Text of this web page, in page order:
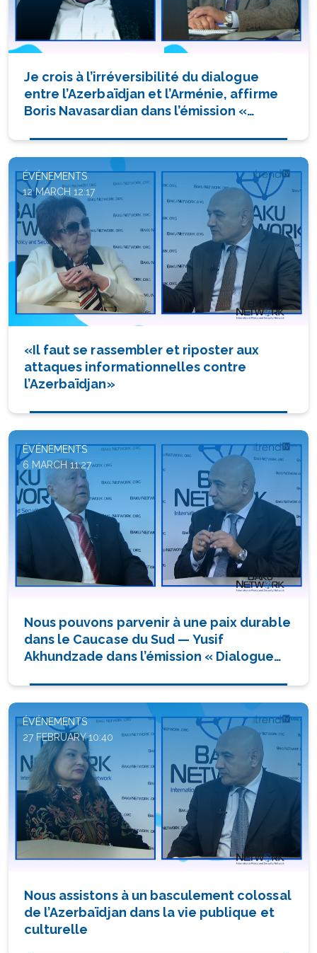
Je crois à l’irréversibilité du dialogue
entre l’Azerbaïdjan et l’Arménie, affirme
Boris Navasardian dans l’émission «
(VIDÉO/PHOTOS)
ÉVÉNEMENTS
12 MARCH 12:17
«Il faut se rassembler et riposter aux
attaques informationnelles contre
l’Azerbaïdjan»
ÉVÉNEMENTS
6 MARCH 11:27
Nous pouvons parvenir à une paix durable
dans le Caucase du Sud — Yusif
Akhundzade dans l’émission « Dialogue
ÉVÉNEMENTS
27 FEBRUARY 10:40
Nous assistons à un basculement colossal
de l’Azerbaïdjan dans la vie publique et
culturelle